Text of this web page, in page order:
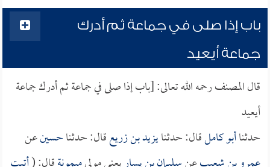
باب إذا صلى في جماعة ثم أدرك
جماعة أيعيد
قال المصنف رحمه الله تعالى: [باب إذا صلى في جماعة ثم أدرك جماعة
أيعيد
حدثناأبو كاملقال: حدثنايزيد بن زريعقال: حدثناحسينعن